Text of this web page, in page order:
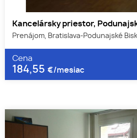
Kancelársky priestor,
Prenájom, Bratislava-Podunajské
Cena
184,55 €/mesiac